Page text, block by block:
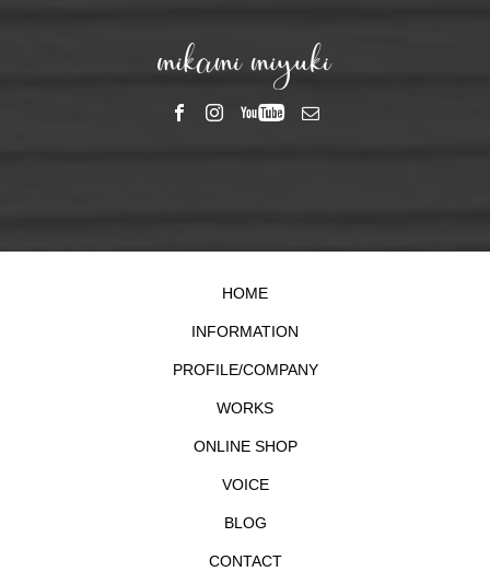
HOME
INFORMATION
PROFILE/COMPANY
WORKS
ONLINE SHOP
VOICE
BLOG
CONTACT